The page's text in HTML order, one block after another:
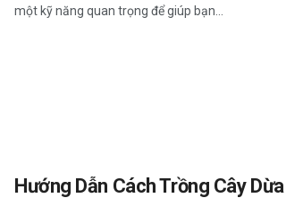
một kỹ năng quan trọng để giúp bạn...
Hướng Dẫn Cách Trồng Cây